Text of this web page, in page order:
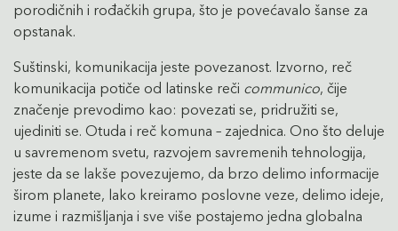
porodičnih i rođačkih grupa, što je povećavalo šanse za
opstanak.
Suštinski, komunikacija jeste povezanost. Izvorno, reč
komunikacija potiče od latinske reči communico, čije
značenje prevodimo kao: povezati se, pridružiti se,
ujediniti se. Otuda i reč komuna – zajednica. Ono što deluje
u savremenom svetu, razvojem savremenih tehnologija,
jeste da se lakše povezujemo, da brzo delimo informacije
širom planete, lako kreiramo poslovne veze, delimo ideje,
izume i razmišljanja i sve više postajemo jedna globalna